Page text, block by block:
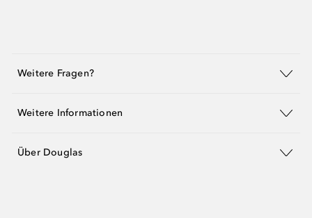
Weitere Fragen?
Weitere Informationen
Über Douglas